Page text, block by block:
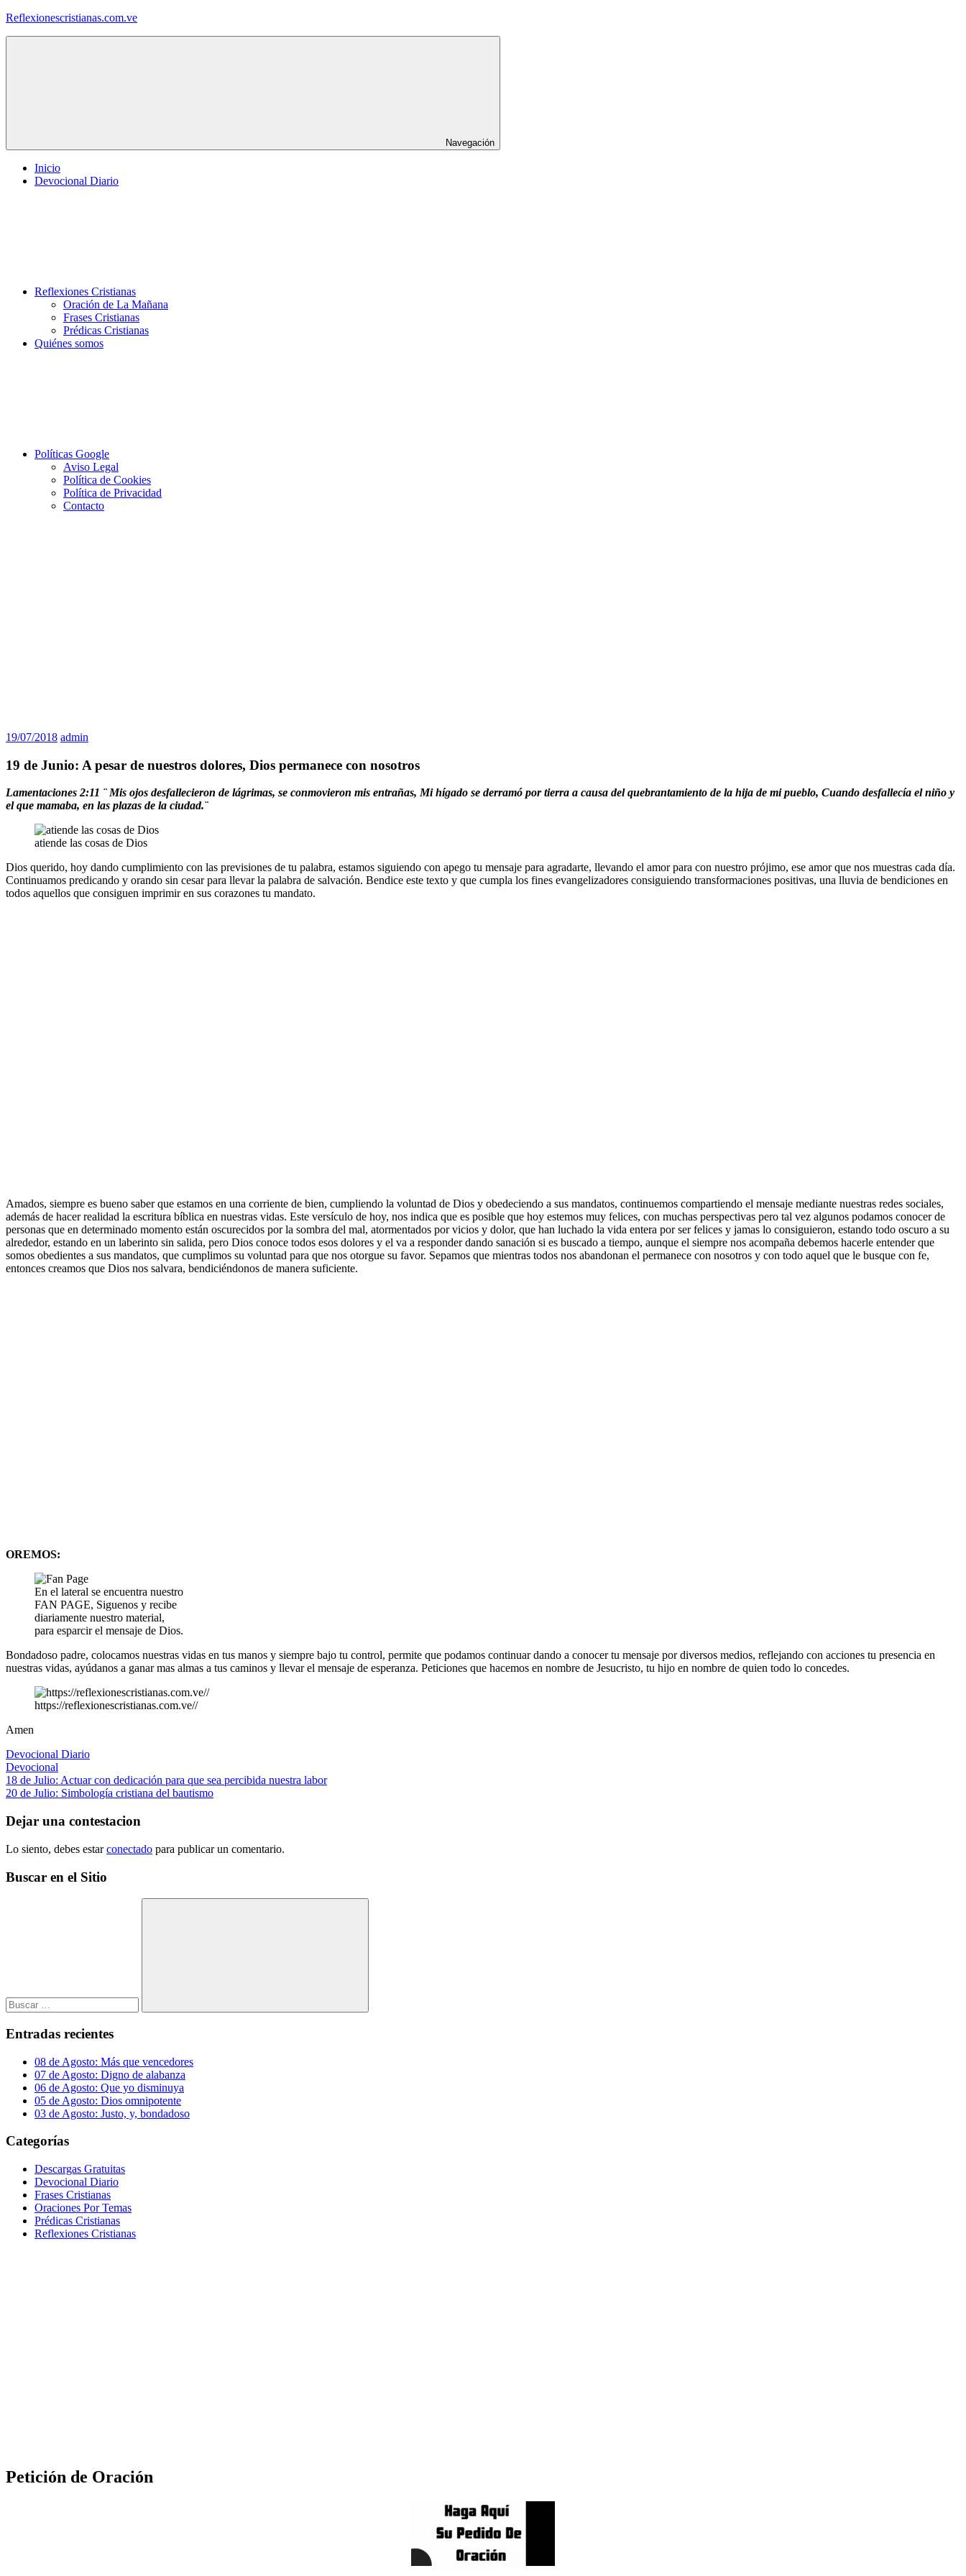
Saltar
Reflexionescristianas.com.ve
Navegación
Inicio
Devocional Diario
Reflexiones Cristianas
Oración de La Mañana
Frases Cristianas
Prédicas Cristianas
Quiénes somos
Políticas Google
Aviso Legal
Política de Cookies
Política de Privacidad
Contacto
19/07/2018 admin
19 de Junio: A pesar de nuestros dolores, Dios permanece con nosotros
Lamentaciones 2:11 ¨ Mis ojos desfallecieron de lágrimas, se conmovieron mis entrañas,Mi hígado se derramó por tierra a causa del quebrantamiento de la hija de mi pueblo, Cuando desfallecía el niño y
el que mamaba, en las plazas de la ciudad.¨
atiende las cosas de Dios
Dios querido, hoy dando cumplimiento con las previsiones de tu palabra, estamos siguiendo con apego tu mensaje para agradarte, llevando el amor para con nuestro prójimo, ese amor que nos muestras cada día.
Continuamos predicando y orando sin cesar para llevar la palabra de salvación. Bendice este texto y que cumpla los fines evangelizadores consiguiendo transformaciones positivas, una lluvia de bendiciones en
todos aquellos que consiguen imprimir en sus corazones tu mandato.
Amados, siempre es bueno saber que estamos en una corriente de bien, cumpliendo la voluntad de Dios y obedeciendo a sus mandatos, continuemos compartiendo el mensaje mediante nuestras redes sociales,
además de hacer realidad la escritura bíblica en nuestras vidas. Este versículo de hoy, nos indica que es posible que hoy estemos muy felices, con muchas perspectivas pero tal vez algunos podamos conocer de
personas que en determinado momento están oscurecidos por la sombra del mal, atormentados por vicios y dolor, que han luchado la vida entera por ser felices y jamas lo consiguieron, estando todo oscuro a su
alrededor, estando en un laberinto sin salida, pero Dios conoce todos esos dolores y el va a responder dando sanación si es buscado a tiempo, aunque el siempre nos acompaña debemos hacerle entender que
somos obedientes a sus mandatos, que cumplimos su voluntad para que nos otorgue su favor. Sepamos que mientras todos nos abandonan el permanece con nosotros y con todo aquel que le busque con fe,
entonces creamos que Dios nos salvara, bendiciéndonos de manera suficiente.
OREMOS:
En el lateral se encuentra nuestro
FAN PAGE, Siguenos y recibe
diariamente nuestro material,
para esparcir el mensaje de Dios.
Bondadoso padre, colocamos nuestras vidas en tus manos y siempre bajo tu control, permite que podamos continuar dando a conocer tu mensaje por diversos medios, reflejando con acciones tu presencia en
nuestras vidas, ayúdanos a ganar mas almas a tus caminos y llevar el mensaje de esperanza. Peticiones que hacemos en nombre de Jesucristo, tu hijo en nombre de quien todo lo concedes.
https://reflexionescristianas.com.ve//
Amen
Devocional Diario
Devocional
Navegación
de
entradas
Entrada
anterior:
18 de Julio: Actuar con dedicación para que sea percibida nuestra labor
Siguiente
20 de Julio: Simbología cristiana del bautismo
Dejar una contestacion
Lo siento, debes estarconectado para publicar un comentario.
Buscar en el Sitio
Buscar
Entradas recientes
08 de Agosto: Más que vencedores
07 de Agosto: Digno de alabanza
06 de Agosto: Que yo disminuya
05 de Agosto: Dios omnipotente
03 de Agosto: Justo, y, bondadoso
Categorías
Descargas Gratuitas
Devocional Diario
Frases Cristianas
Oraciones Por Temas
Prédicas Cristianas
Reflexiones Cristianas
Petición de Oración